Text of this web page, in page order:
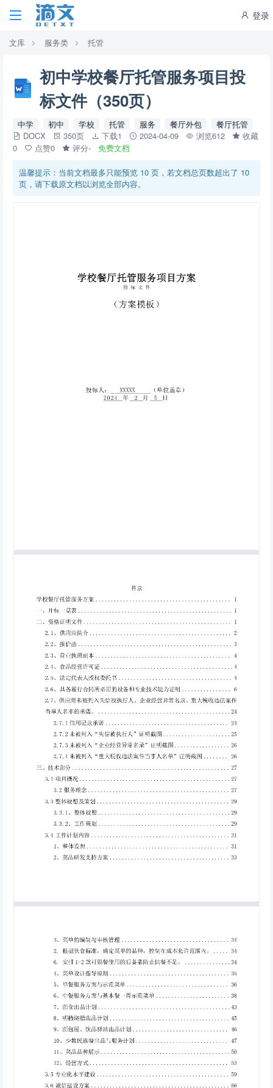
登录
文库 服务类 托管
初中学校餐厅托管服务项目投
标文件（350页）
中学 初中 学校 托管 服务 餐厅外包
餐厅托管
DOCX
350页 下载1 2024-04-09 浏览612
收藏
0
点赞0 评分- 免费文档
温馨提示：当前文档最多只能预览 10 页，若文档总页数超出了 10
页，请下载原文档以浏览全部内容。